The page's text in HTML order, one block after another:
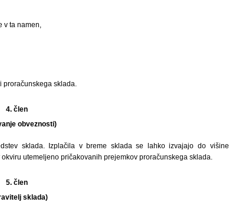
v ta namen,
proračunskega sklada.
4. člen
obveznosti)
sklada. Izplačila v breme sklada se lahko izvajajo do višine
utemeljeno pričakovanih prejemkov proračunskega sklada.
5. člen
sklada)